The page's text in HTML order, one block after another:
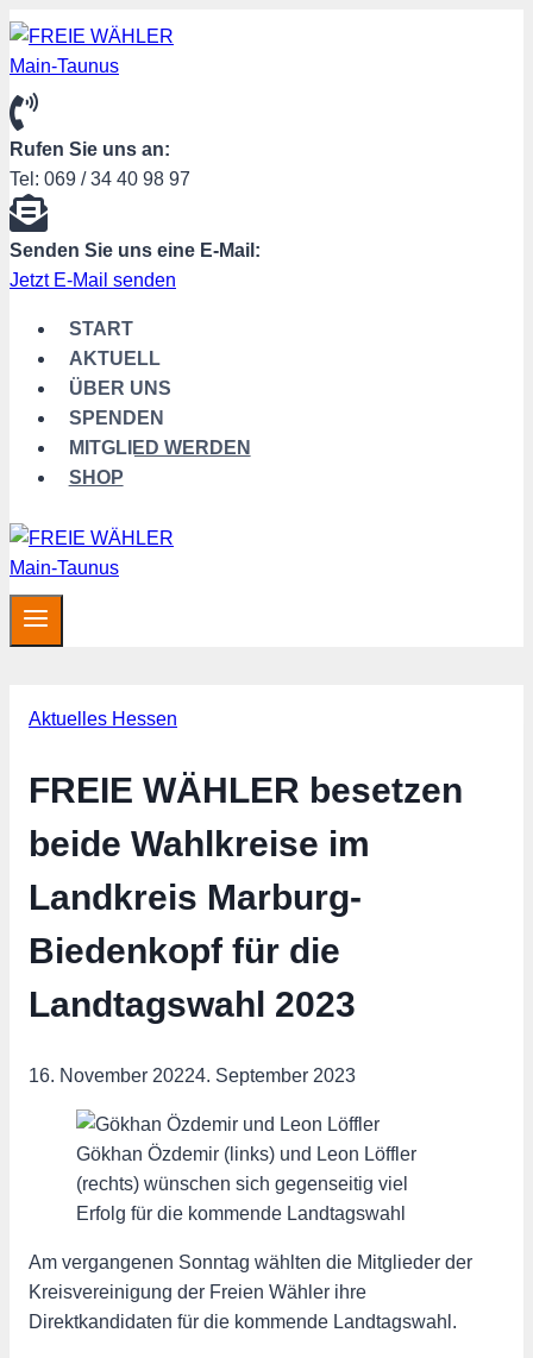
Zum
Rufen Sie uns an:
Tel: 069 / 34 40 98 97
Senden Sie uns eine E-Mail:
Jetzt E-Mail senden
START
AKTUELL
ÜBER UNS
SPENDEN
MITGLIED WERDEN
SHOP
Aktuelles Hessen
FREIE WÄHLER besetzen
beide Wahlkreise im
Landkreis Marburg-
Biedenkopf für die
Landtagswahl 2023
16. November 20224. September 2023
Gökhan Özdemir (links) und Leon Löffler
(rechts) wünschen sich gegenseitig viel
Erfolg für die kommende Landtagswahl
Am vergangenen Sonntag wählten die Mitglieder der
Kreisvereinigung der Freien Wähler ihre
Direktkandidaten für die kommende Landtagswahl.